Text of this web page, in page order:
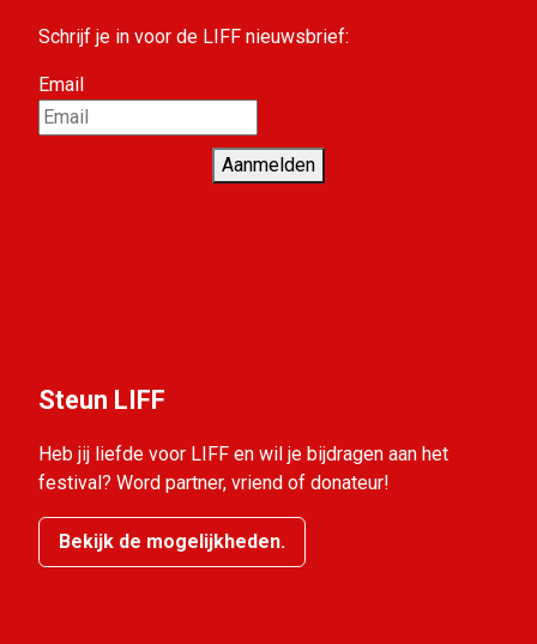
Schrijf je in voor de LIFF nieuwsbrief:
Email
Aanmelden
Steun LIFF
Heb jij liefde voor LIFF en wil je bijdragen aan het
festival? Word partner, vriend of donateur!
Bekijk de mogelijkheden.